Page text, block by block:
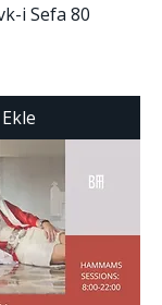
i Sefa 80